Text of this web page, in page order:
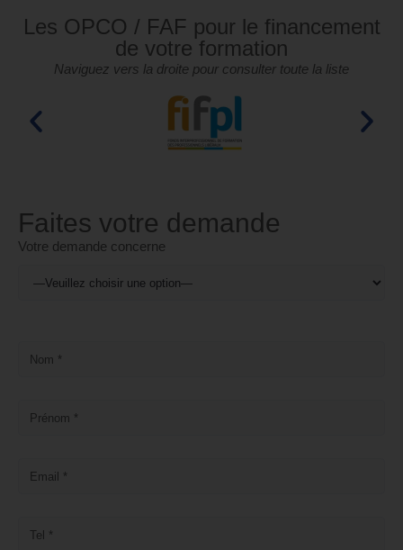
Les OPCO / FAF pour le financement
de votre formation
Naviguez vers la droite pour consulter toute la liste
Faites votre demande
Votre demande concerne